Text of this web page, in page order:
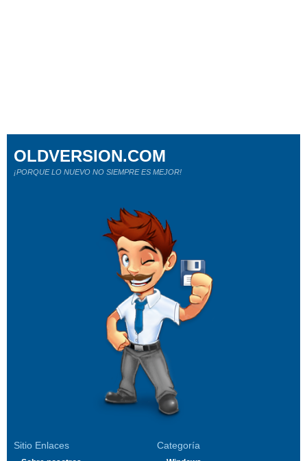
Sitio Enlaces Categoría
OLDVERSION.COM
¡PORQUE LO NUEVO NO SIEMPRE ES MEJOR!